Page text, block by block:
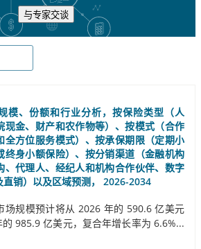
与专家交谈
模、份额和行业分析，按保险类型（人
现金、财产和农作物等）、按模式（合作
全方位服务模式）、按承保期限（定期小
终身小额保险）、按分销渠道（金融机构
、代理人、经纪人和机构合作伙伴、数字
直销）以及区域预测， 2026-2034
场规模预计将从 2026 年的 590.6 亿美元
985.9 亿美元，复合年增长率为 6.6%...